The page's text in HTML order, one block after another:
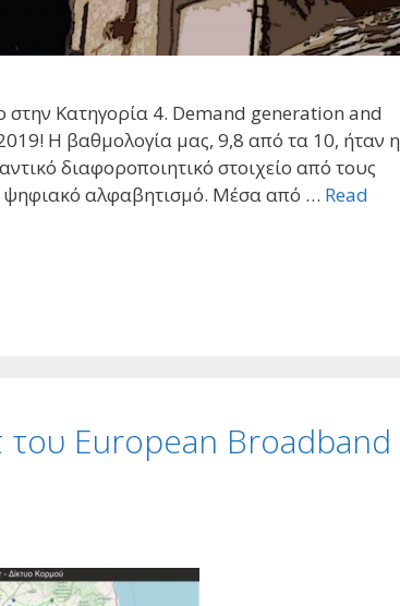
στην Κατηγορία 4. Demand generation and
Η βαθμολογία μας, 9,8 από τα 10, ήταν η
διαφοροποιητικό στοιχείο από τους
ψηφιακό αλφαβητισμό. Μέσα από … Read
του European Broadband